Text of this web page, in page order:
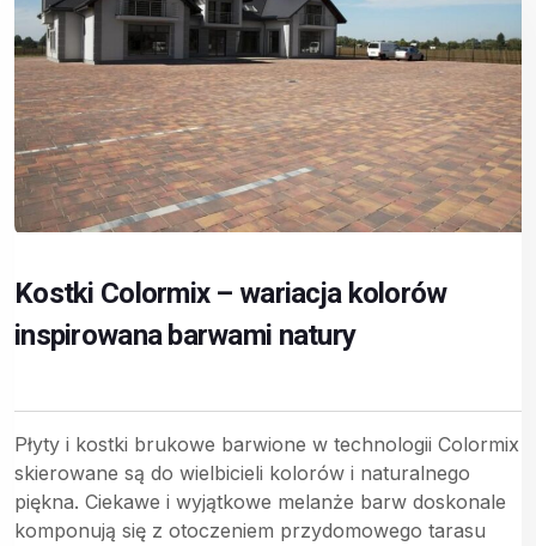
Kostki Colormix – wariacja kolorów
inspirowana barwami natury
Płyty i kostki brukowe barwione w technologii Colormix
skierowane są do wielbicieli kolorów i naturalnego
piękna. Ciekawe i wyjątkowe melanże barw doskonale
komponują się z otoczeniem przydomowego tarasu